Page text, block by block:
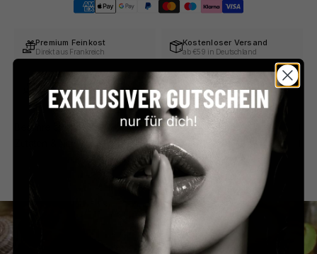
Premium Feinkost
Direkt aus Frankreich
Kostenloser Versand
ab €59 in Deutschland
Schnell & unkompliziert PayPal, Klarna & mehr